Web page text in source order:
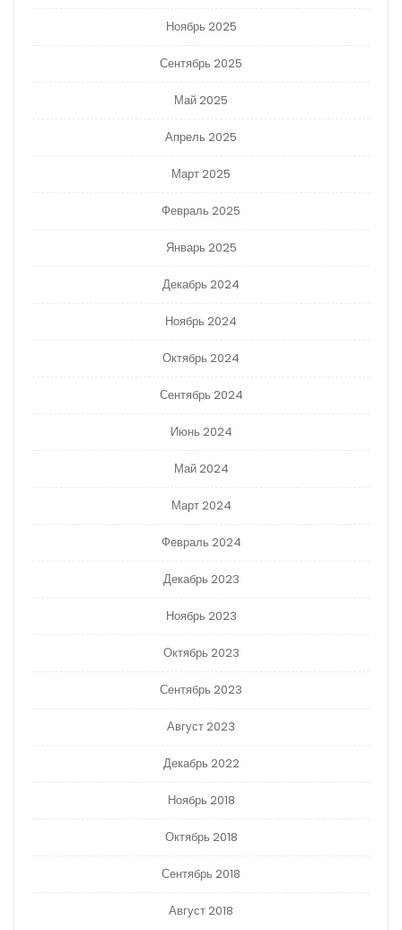
Ноябрь 2025
Сентябрь 2025
Май 2025
Апрель 2025
Март 2025
Февраль 2025
Январь 2025
Декабрь 2024
Ноябрь 2024
Октябрь 2024
Сентябрь 2024
Июнь 2024
Май 2024
Март 2024
Февраль 2024
Декабрь 2023
Ноябрь 2023
Октябрь 2023
Сентябрь 2023
Август 2023
Декабрь 2022
Ноябрь 2018
Октябрь 2018
Сентябрь 2018
Август 2018